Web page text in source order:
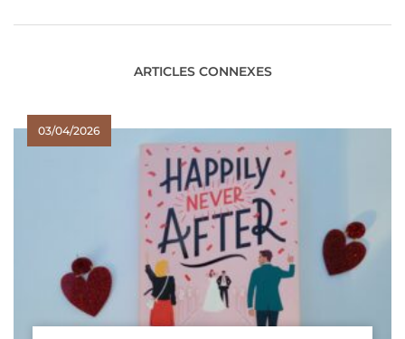
ARTICLES CONNEXES
03/04/2026